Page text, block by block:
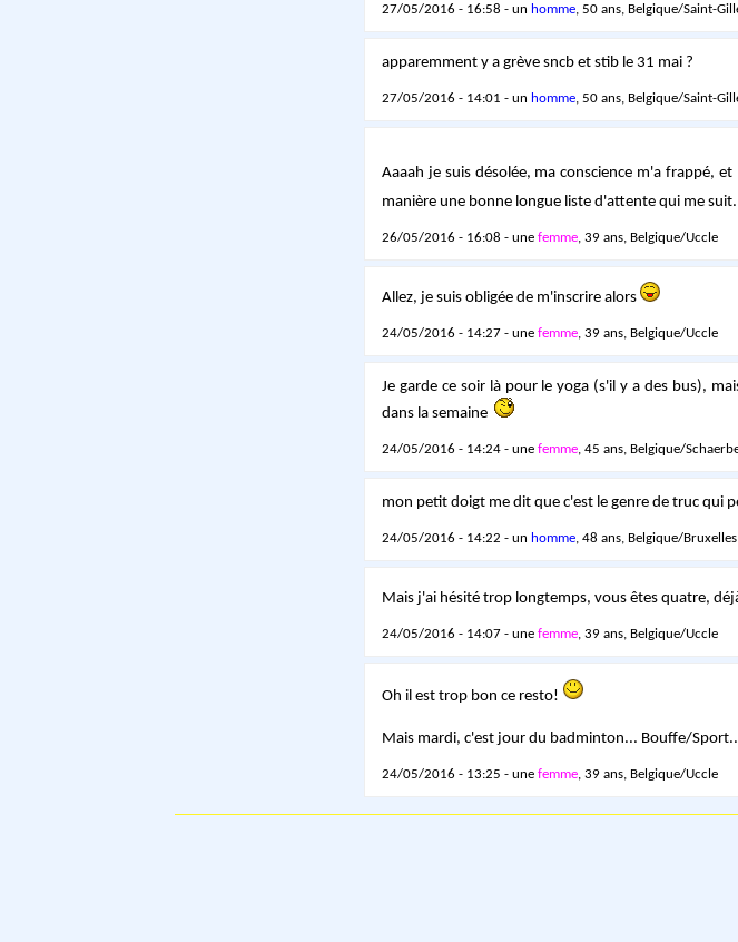
27/05/2016 - 16:58 - un homme, 50 ans, Belgique/Saint-
apparemment y a grève sncb et stib le 31 mai ?
27/05/2016 - 14:01 - un homme, 50 ans, Belgique/Saint-
Aaaah je suis désolée, ma conscience m'a frappé,
manière une bonne longue liste d'attente qui me
26/05/2016 - 16:08 - une femme, 39 ans, Belgique/Uccle
Allez, je suis obligée de m'inscrire alors
24/05/2016 - 14:27 - une femme, 39 ans, Belgique/Uccle
Je garde ce soir là pour le yoga (s'il y a des bus),
dans la semaine
24/05/2016 - 14:24 - une femme, 45 ans, Belgique/
mon petit doigt me dit que c'est le genre de truc qui
24/05/2016 - 14:22 - un homme, 48 ans, Belgique/Bruxelles
Mais j'ai hésité trop longtemps, vous êtes quatre,
24/05/2016 - 14:07 - une femme, 39 ans, Belgique/Uccle
Oh il est trop bon ce resto!
Mais mardi, c'est jour du badminton... Bouffe/
24/05/2016 - 13:25 - une femme, 39 ans, Belgique/Uccle